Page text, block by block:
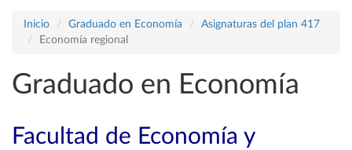
Inicio Graduado en Economía
Asignaturas del plan 417
Economía regional
Graduado en Economía
Facultad de Economía y